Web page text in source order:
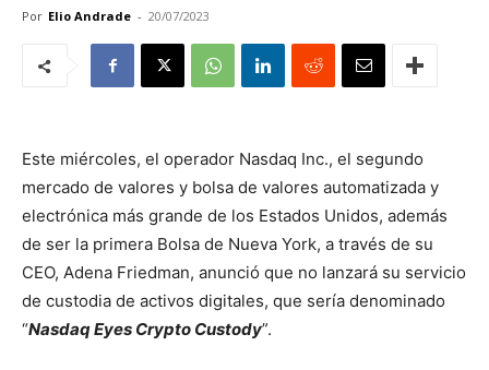
Por Elio Andrade - 20/07/2023
Este miércoles, el operador Nasdaq Inc., el segundo
mercado de valores y bolsa de valores automatizada y
electrónica más grande de los Estados Unidos, además
de ser la primera Bolsa de Nueva York, a través de su
CEO, Adena Friedman, anunció que no lanzará su servicio
de custodia de activos digitales, que sería denominado
“Nasdaq Eyes Crypto Custody”.